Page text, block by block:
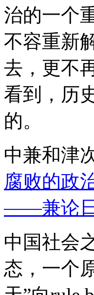
治的一个
不容重新
去，更不
看到，历
的。
中兼和津
腐败的政
——兼论日
中国社会
态，一个